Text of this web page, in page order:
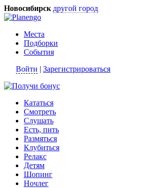
Новосибирск другой город
Места
Подборки
События
Войти | Зарегистрироваться
Кататься
Смотреть
Слушать
Есть, пить
Размяться
Клубиться
Релакс
Детям
Шопинг
Ночлег